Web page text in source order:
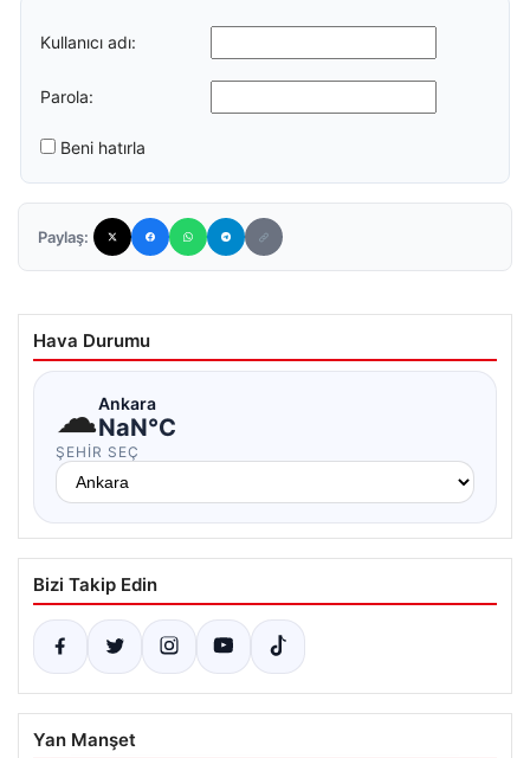
Kullanıcı adı:
Parola:
Beni hatırla
Paylaş:
Hava Durumu
☁Ankara
NaN°C
ŞEHIR SEÇ
Bizi Takip Edin
Yan Manşet